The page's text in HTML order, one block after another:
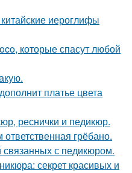
иероглифы
которые спасут любой
платье цвета
реснички и педикюр.
грёбано.
связанных с педикюром.
секрет красивых и